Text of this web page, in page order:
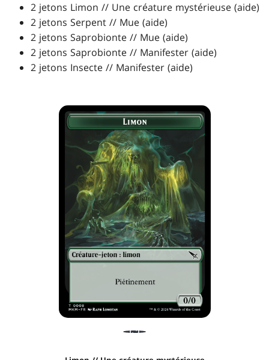
2 jetons Limon // Une créature mystérieuse (aide)
2 jetons Serpent // Mue (aide)
2 jetons Saprobionte // Mue (aide)
2 jetons Saprobionte // Manifester (aide)
2 jetons Insecte // Manifester (aide)